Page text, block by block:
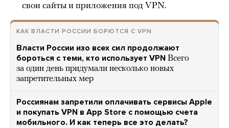
свои сайты и приложения под VPN.
КАК ВЛАСТИ РОССИИ БОРЮТСЯ С VPN
Власти России изо всех сил продолжают
бороться с теми, кто использует VPN Всего
за один день придумали несколько новых
запретительных мер
Россиянам запретили оплачивать сервисы Apple
и покупать VPN в App Store с помощью счета
мобильного. И как теперь все это делать?